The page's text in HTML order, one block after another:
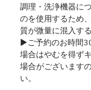
調理・洗浄機器に
のを使用するため
質が微量に混入す
▶ご予約のお時間
場合はやむを得ず
場合がございます
い。